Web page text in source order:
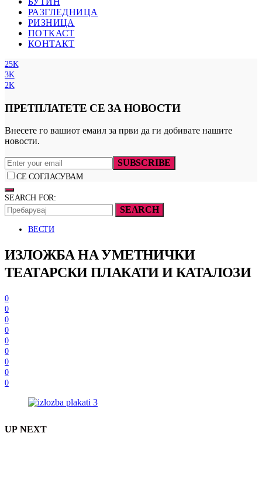
РАЗГЛЕДНИЦА
РИЗНИЦА
ПОТКАСТ
КОНТАКТ
25K
3K
2K
ПРЕТПЛАТЕТЕ СЕ ЗА НОВОСТИ
Внесете го вашиот емаил за први да ги добивате нашите
новости.
SUBSCRIBE
СЕ СОГЛАСУВАМ
SEARCH FOR:
SEARCH
ВЕСТИ
ИЗЛОЖБА НА УМЕТНИЧКИ
ТЕАТАРСКИ ПЛАКАТИ И КАТАЛОЗИ
0
0
0
0
0
0
0
0
0
UP NEXT